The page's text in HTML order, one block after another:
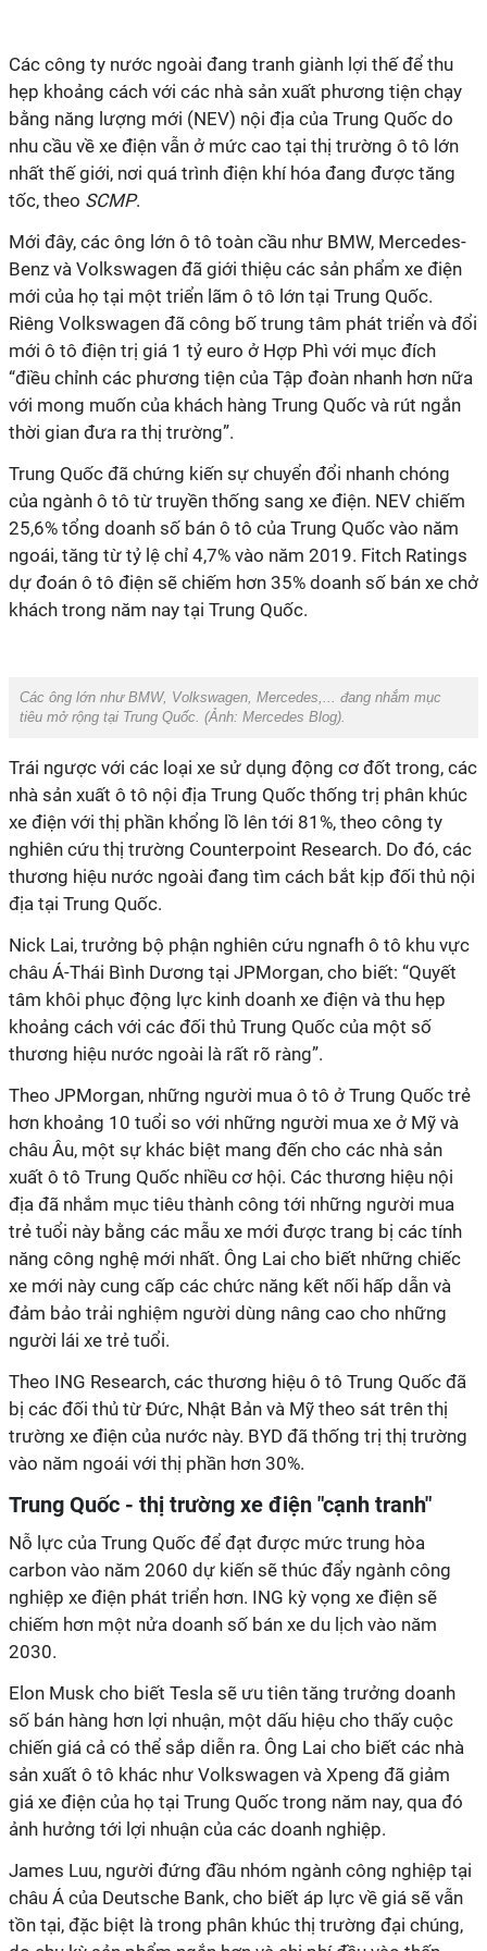
Các công ty nước ngoài đang tranh giành lợi thế để thu
hẹp khoảng cách với các nhà sản xuất phương tiện chạy
bằng năng lượng mới (NEV) nội địa của Trung Quốc do
nhu cầu về xe điện vẫn ở mức cao tại thị trường ô tô lớn
nhất thế giới, nơi quá trình điện khí hóa đang được tăng
tốc, theo SCMP.
Mới đây, các ông lớn ô tô toàn cầu như BMW, Mercedes-
Benz và Volkswagen đã giới thiệu các sản phẩm xe điện
mới của họ tại một triển lãm ô tô lớn tại Trung Quốc.
Riêng Volkswagen đã công bố trung tâm phát triển và đổi
mới ô tô điện trị giá 1 tỷ euro ở Hợp Phì với mục đích
“điều chỉnh các phương tiện của Tập đoàn nhanh hơn nữa
với mong muốn của khách hàng Trung Quốc và rút ngắn
thời gian đưa ra thị trường”.
Trung Quốc đã chứng kiến sự chuyển đổi nhanh chóng
của ngành ô tô từ truyền thống sang xe điện. NEV chiếm
25,6% tổng doanh số bán ô tô của Trung Quốc vào năm
ngoái, tăng từ tỷ lệ chỉ 4,7% vào năm 2019. Fitch Ratings
dự đoán ô tô điện sẽ chiếm hơn 35% doanh số bán xe chở
khách trong năm nay tại Trung Quốc.
Các ông lớn như BMW, Volkswagen, Mercedes,... đang nhắm mục
tiêu mở rộng tại Trung Quốc. (Ảnh: Mercedes Blog).
Trái ngược với các loại xe sử dụng động cơ đốt trong, các
nhà sản xuất ô tô nội địa Trung Quốc thống trị phân khúc
xe điện với thị phần khổng lồ lên tới 81%, theo công ty
nghiên cứu thị trường Counterpoint Research. Do đó, các
thương hiệu nước ngoài đang tìm cách bắt kịp đối thủ nội
địa tại Trung Quốc.
Nick Lai, trưởng bộ phận nghiên cứu ngnafh ô tô khu vực
châu Á-Thái Bình Dương tại JPMorgan, cho biết: “Quyết
tâm khôi phục động lực kinh doanh xe điện và thu hẹp
khoảng cách với các đối thủ Trung Quốc của một số
thương hiệu nước ngoài là rất rõ ràng”.
Theo JPMorgan, những người mua ô tô ở Trung Quốc trẻ
hơn khoảng 10 tuổi so với những người mua xe ở Mỹ và
châu Âu, một sự khác biệt mang đến cho các nhà sản
xuất ô tô Trung Quốc nhiều cơ hội. Các thương hiệu nội
địa đã nhắm mục tiêu thành công tới những người mua
trẻ tuổi này bằng các mẫu xe mới được trang bị các tính
năng công nghệ mới nhất. Ông Lai cho biết những chiếc
xe mới này cung cấp các chức năng kết nối hấp dẫn và
đảm bảo trải nghiệm người dùng nâng cao cho những
người lái xe trẻ tuổi.
Theo ING Research, các thương hiệu ô tô Trung Quốc đã
bị các đối thủ từ Đức, Nhật Bản và Mỹ theo sát trên thị
trường xe điện của nước này. BYD đã thống trị thị trường
vào năm ngoái với thị phần hơn 30%.
Trung Quốc - thị trường xe điện "cạnh tranh"
Nỗ lực của Trung Quốc để đạt được mức trung hòa
carbon vào năm 2060 dự kiến sẽ thúc đẩy ngành công
nghiệp xe điện phát triển hơn. ING kỳ vọng xe điện sẽ
chiếm hơn một nửa doanh số bán xe du lịch vào năm
2030.
Elon Musk cho biết Tesla sẽ ưu tiên tăng trưởng doanh
số bán hàng hơn lợi nhuận, một dấu hiệu cho thấy cuộc
chiến giá cả có thể sắp diễn ra. Ông Lai cho biết các nhà
sản xuất ô tô khác như Volkswagen và Xpeng đã giảm
giá xe điện của họ tại Trung Quốc trong năm nay, qua đó
ảnh hưởng tới lợi nhuận của các doanh nghiệp.
James Luu, người đứng đầu nhóm ngành công nghiệp tại
châu Á của Deutsche Bank, cho biết áp lực về giá sẽ vẫn
tồn tại, đặc biệt là trong phân khúc thị trường đại chúng,